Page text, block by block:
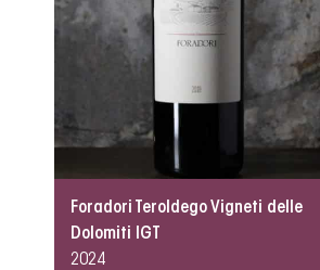
Foradori Teroldego Vigneti delle
Dolomiti IGT
2024